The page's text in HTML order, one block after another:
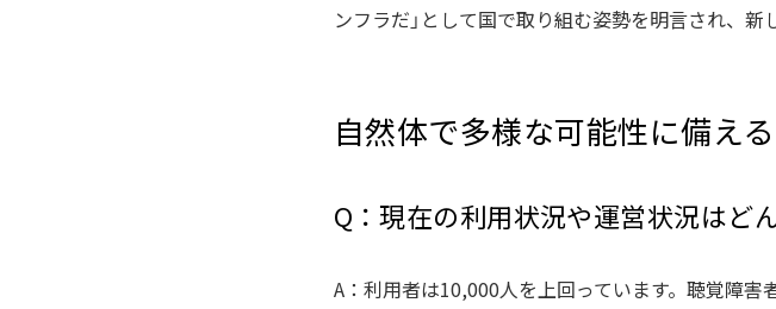
ンフラだ」として国で取り組む姿勢を明言され、新
自然体で多様な可能性に備える
Q：現在の利用状況や運営状況はど
A：利用者は10,000人を上回っています。聴覚障